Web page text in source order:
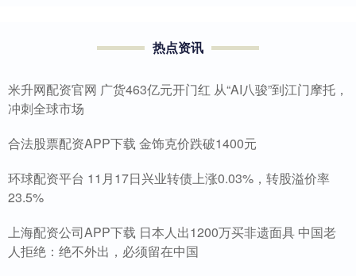
热点资讯
米升网配资官网 广货463亿元开门红 从“AI八骏”到江门摩托，
冲刺全球市场
合法股票配资APP下载 金饰克价跌破1400元
环球配资平台 11月17日兴业转债上涨0.03%，转股溢价率
23.5%
上海配资公司APP下载 日本人出1200万买非遗面具 中国老
人拒绝：绝不外出，必须留在中国